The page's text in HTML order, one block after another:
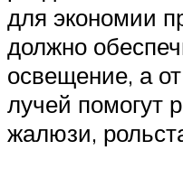
для экономии
должно
освещение, а
лучей помогут
жалюзи,